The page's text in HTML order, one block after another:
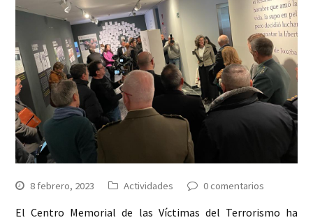
8 febrero, 2023 Actividades 0 comentarios
El Centro Memorial de las Víctimas del Terrorismo ha